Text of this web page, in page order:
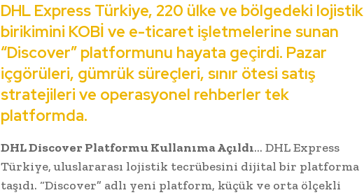
DHL Express Türkiye, 220 ülke ve bölgedeki lojistik
birikimini KOBİ ve e-ticaret işletmelerine sunan
“Discover” platformunu hayata geçirdi. Pazar
içgörüleri, gümrük süreçleri, sınır ötesi satış
stratejileri ve operasyonel rehberler tek
platformda.
DHL Discover Platformu Kullanıma Açıldı… DHL Express
Türkiye, uluslararası lojistik tecrübesini dijital bir platforma
taşıdı. “Discover” adlı yeni platform, küçük ve orta ölçekli